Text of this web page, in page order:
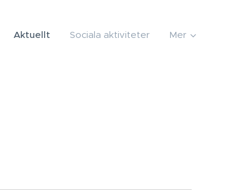
Aktuellt Sociala aktiviteter Mer